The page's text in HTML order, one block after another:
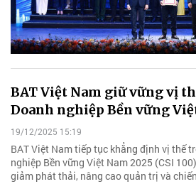
BAT Việt Nam giữ vững vị
Doanh nghiệp Bền vững
19/12/2025 15:19
BAT Việt Nam tiếp tục khẳng định vị thế
nghiệp Bền vững Việt Nam 2025 (CSI
giảm phát thải, nâng cao quản trị và